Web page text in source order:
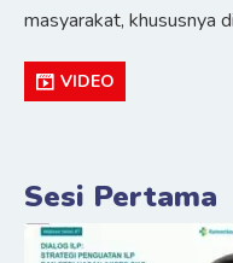
masyarakat, khususnya
VIDEO
Sesi Pertama